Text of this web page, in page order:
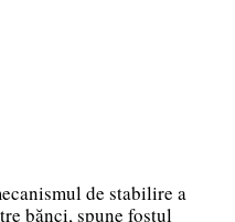
de stabilire a
bănci, spune fostul